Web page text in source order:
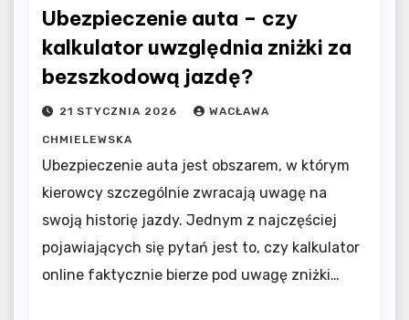
Ubezpieczenie auta – czy
kalkulator uwzględnia zniżki za
bezszkodową jazdę?
21 STYCZNIA 2026 WACŁAWA
CHMIELEWSKA
Ubezpieczenie auta jest obszarem, w którym
kierowcy szczególnie zwracają uwagę na
swoją historię jazdy. Jednym z najczęściej
pojawiających się pytań jest to, czy kalkulator
online faktycznie bierze pod uwagę zniżki…